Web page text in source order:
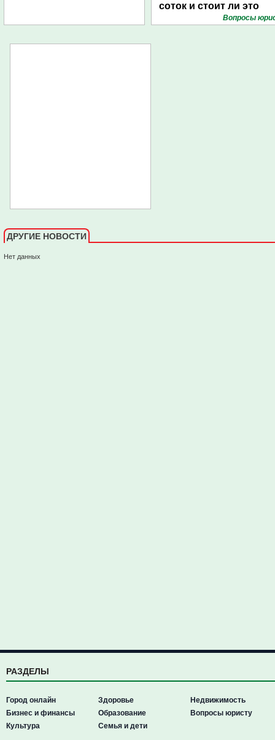
соток и стоит ли это
делать в принципе
Вопросы
ДРУГИЕ НОВОСТИ
Нет данных
РАЗДЕЛЫ
Город онлайн
Бизнес и финансы
Культура
Здоровье
Образование
Семья и дети
Недвижимость
Вопросы юристу